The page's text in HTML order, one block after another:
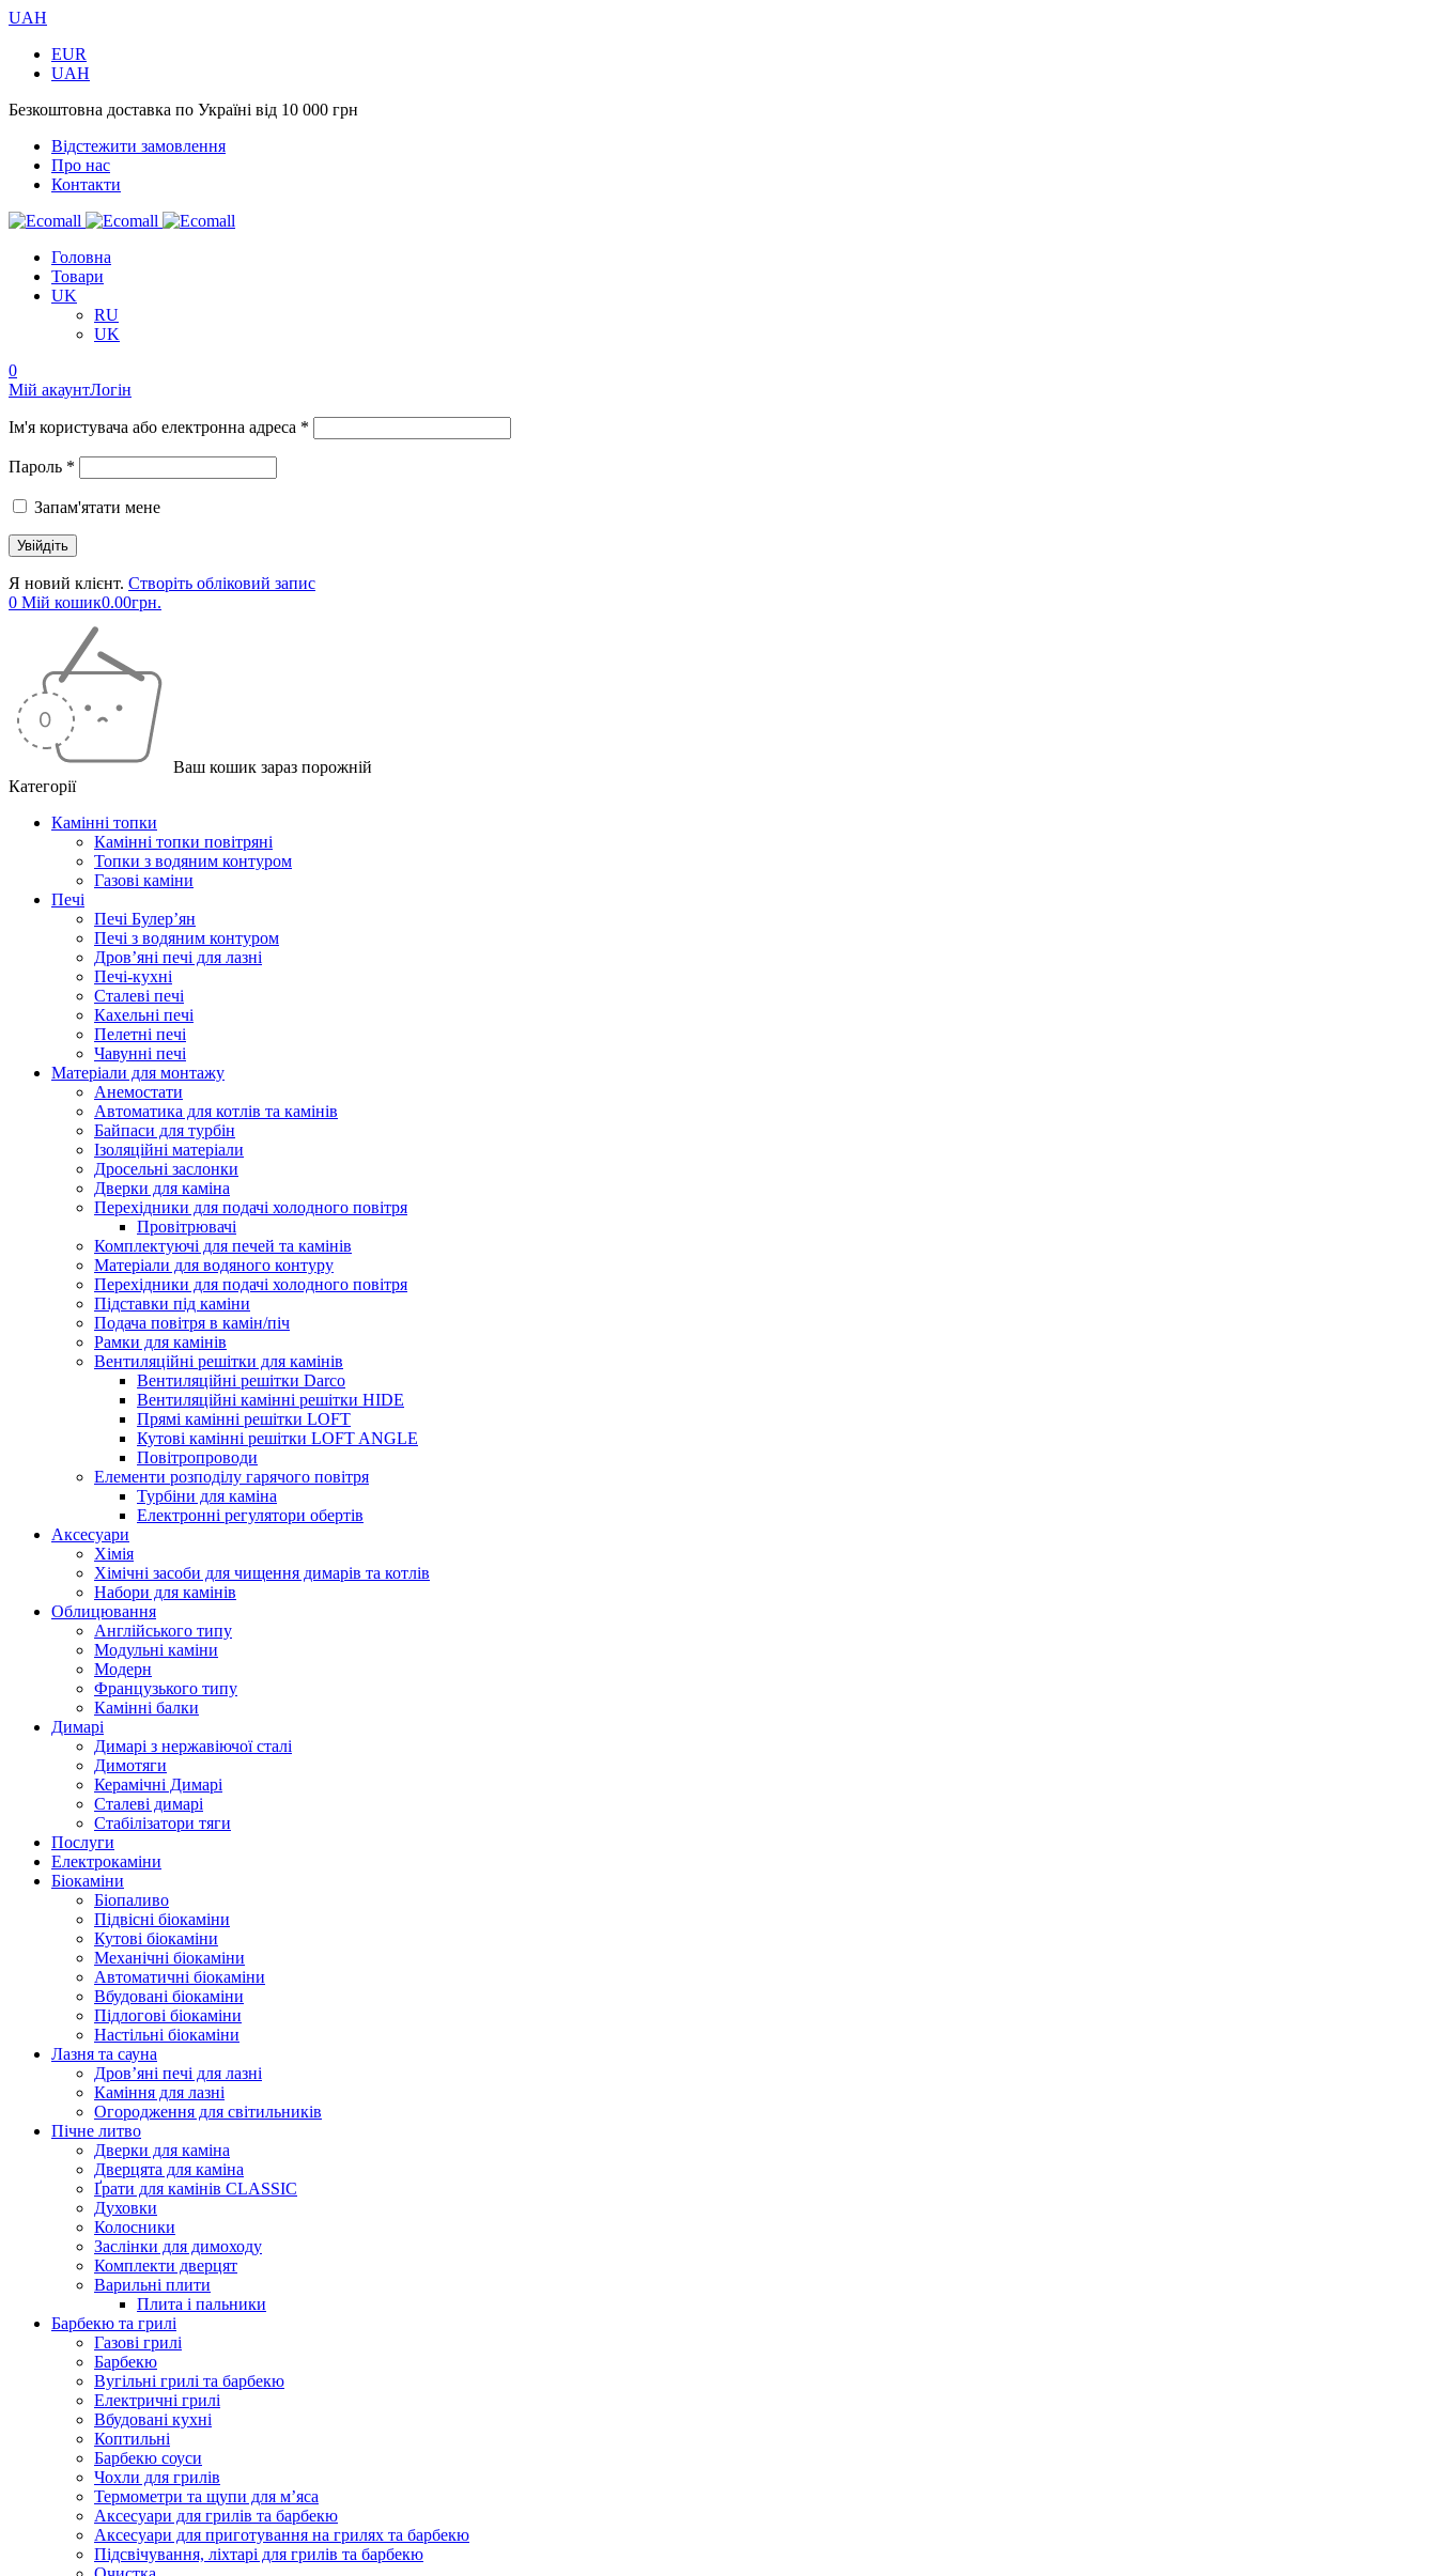
UAH
EUR
UAH
Безкоштовна доставка по Україні від 10 000 грн
Відстежити замовлення
Про нас
Контакти
Головна
Товари
UK
RU
UK
0
Мій акаунтЛогін
Ім'я користувача або електронна адреса *
Пароль *
Запам'ятати мене
Я новий клієнт. Створіть обліковий запис
0 Мій кошик0.00грн.
Ваш кошик зараз порожній
Категорії
Камінні топки
Камінні топки повітряні
Топки з водяним контуром
Газові каміни
Печі
Печі Булер’ян
Печі з водяним контуром
Дров’яні печі для лазні
Печі-кухні
Сталеві печі
Кахельні печі
Пелетні печі
Чавунні печі
Матеріали для монтажу
Анемостати
Автоматика для котлів та камінів
Байпаси для турбін
Ізоляційні матеріали
Дросельні заслонки
Дверки для каміна
Перехідники для подачі холодного повітря
Провітрювачі
Комплектуючі для печей та камінів
Матеріали для водяного контуру
Перехідники для подачі холодного повітря
Підставки під каміни
Подача повітря в камін/піч
Рамки для камінів
Вентиляційні решітки для камінів
Вентиляційні решітки Darco
Вентиляційні камінні решітки HIDE
Прямі камінні решітки LOFT
Кутові камінні решітки LOFT ANGLE
Повітропроводи
Елементи розподілу гарячого повітря
Турбіни для каміна
Електронні регулятори обертів
Аксесуари
Хімія
Хімічні засоби для чищення димарів та котлів
Набори для камінів
Облицювання
Англійського типу
Модульні каміни
Модерн
Французького типу
Камінні балки
Димарі
Димарі з нержавіючої сталі
Димотяги
Керамічні Димарі
Сталеві димарі
Стабілізатори тяги
Послуги
Електрокаміни
Біокаміни
Біопаливо
Підвісні біокаміни
Кутові біокаміни
Механічні біокаміни
Автоматичні біокаміни
Вбудовані біокаміни
Підлогові біокаміни
Настільні біокаміни
Лазня та сауна
Дров’яні печі для лазні
Каміння для лазні
Огородження для світильників
Пічне литво
Дверки для каміна
Дверцята для каміна
Ґрати для камінів CLASSIC
Духовки
Колосники
Заслінки для димоходу
Комплекти дверцят
Варильні плити
Плита і пальники
Барбекю та грилі
Газові грилі
Барбекю
Вугільні грилі та барбекю
Електричні грилі
Вбудовані кухні
Коптильні
Барбекю соуси
Чохли для грилів
Термометри та щупи для м’яса
Аксесуари для грилів та барбекю
Аксесуари для приготування на грилях та барбекю
Підсвічування, ліхтарі для грилів та барбекю